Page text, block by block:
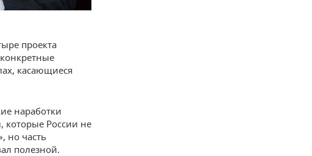
проекта
касающиеся
наработки
которые России не
но часть
полезной.